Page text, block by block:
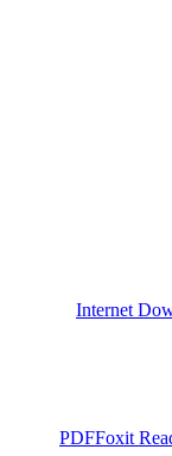
Internet
Foxit